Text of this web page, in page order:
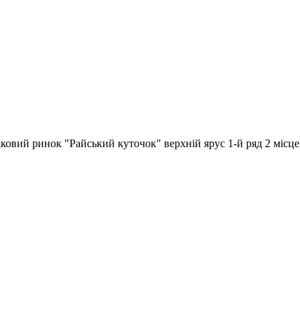
ринок "Райський куточок" верхній ярус 1-й ряд 2 місце